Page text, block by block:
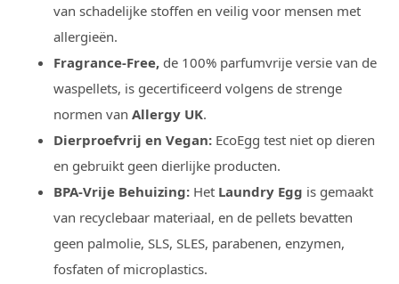
van schadelijke stoffen en veilig voor mensen met
allergieën.
Fragrance-Free, de 100% parfumvrije versie van de
waspellets, is gecertificeerd volgens de strenge
normen van Allergy UK.
Dierproefvrij en Vegan: EcoEgg test niet op dieren
en gebruikt geen dierlijke producten.
BPA-Vrije Behuizing: Het Laundry Egg is gemaakt
van recyclebaar materiaal, en de pellets bevatten
geen palmolie, SLS, SLES, parabenen, enzymen,
fosfaten of microplastics.